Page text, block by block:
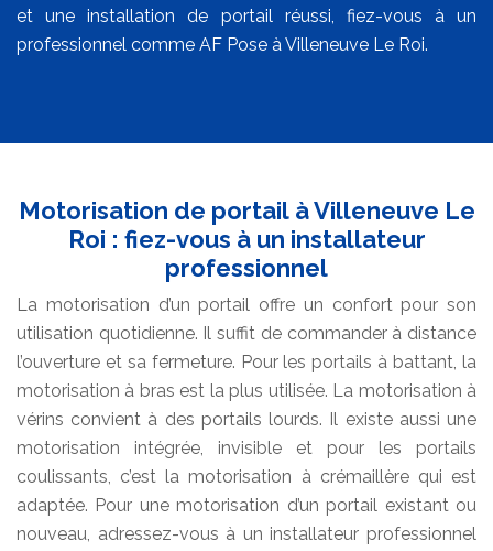
et une installation de portail réussi, fiez-vous à un
professionnel comme AF Pose à Villeneuve Le Roi.
Motorisation de portail à Villeneuve Le
Roi : fiez-vous à un installateur
professionnel
La motorisation d’un portail offre un confort pour son
utilisation quotidienne. Il suffit de commander à distance
l’ouverture et sa fermeture. Pour les portails à battant, la
motorisation à bras est la plus utilisée. La motorisation à
vérins convient à des portails lourds. Il existe aussi une
motorisation intégrée, invisible et pour les portails
coulissants, c’est la motorisation à crémaillère qui est
adaptée. Pour une motorisation d’un portail existant ou
nouveau, adressez-vous à un installateur professionnel